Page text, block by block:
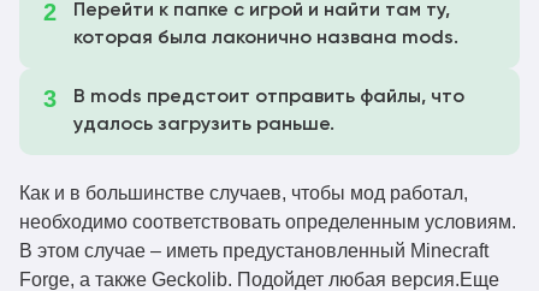
Перейти к папке с игрой и найти там ту,
которая была лаконично названа mods.
В mods предстоит отправить файлы, что
удалось загрузить раньше.
Как и в большинстве случаев, чтобы мод работал,
необходимо соответствовать определенным условиям.
В этом случае – иметь предустановленный Minecraft
Forge, а также Geckolib. Подойдет любая версия.Еще